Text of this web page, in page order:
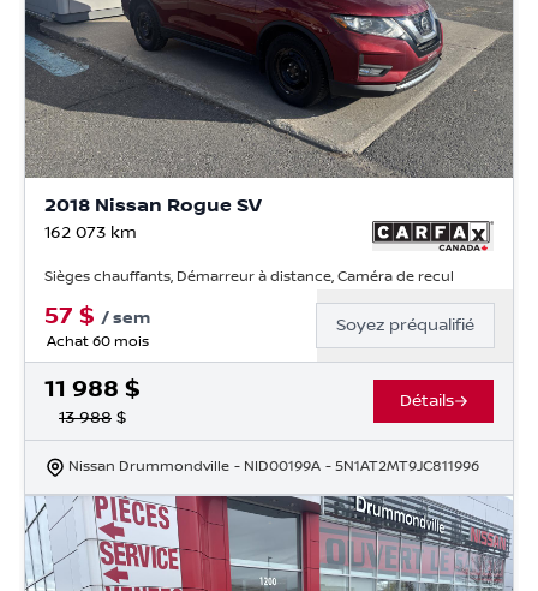
2018 Nissan Rogue SV
162 073 km
Sièges chauffants, Démarreur à distance, Caméra de recul
57 $ /sem
Achat 60 mois
Soyez préqualifié
11 988 $
13 988 $
Détails
Nissan Drummondville - NID00199A - 5N1AT2MT9JC811996